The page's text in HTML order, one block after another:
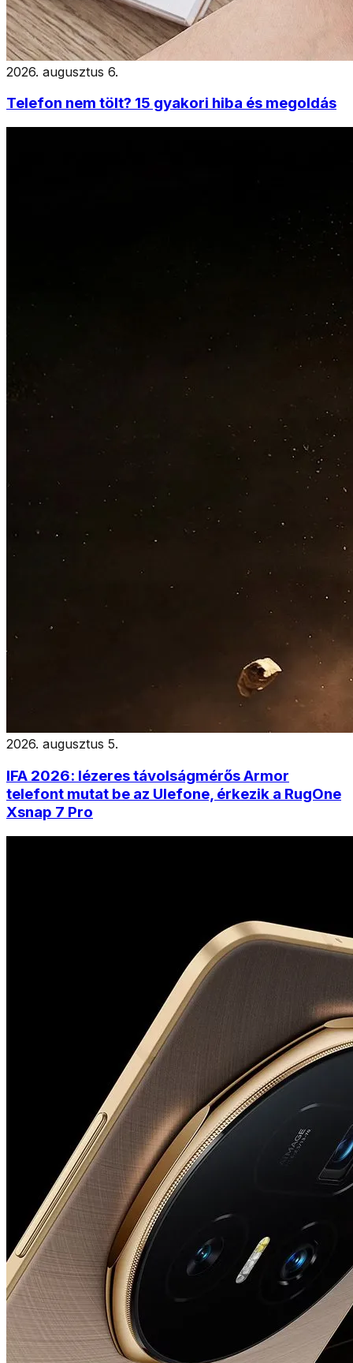
2026. augusztus 6.
Telefon nem tölt? 15 gyakori hiba és megoldás
2026. augusztus 5.
IFA 2026: lézeres távolságmérős Armor
telefont mutat be az Ulefone, érkezik a RugOne
Xsnap 7 Pro